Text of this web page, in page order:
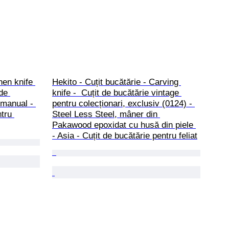
knife
-
Hekito - Cuțit bucătărie - Carving
knife -  Cuțit de bucătărie vintage
pentru colecționari, exclusiv (0124) -
Steel Less Steel, mâner din
Pakawood epoxidat cu husă din piele
- Asia - Cuțit de bucătărie pentru feliat